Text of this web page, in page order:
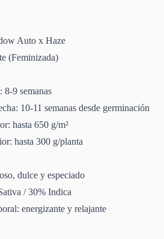
Auto x Haze
(Feminizada)
8-9 semanas
10-11 semanas desde germinación
hasta 650 g/m²
hasta 300 g/planta
dulce y especiado
/ 30% Indica
energizante y relajante